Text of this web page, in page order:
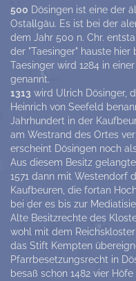
500 Dösingen ist eine der
Ostallgäu. Es ist bei der
dem Jahr 500 n. Chr.
der "Taesinger" hauste hier
Taesinger wird 1284 in
genannt.
1313 wird Ulrich Dösinger,
Heinrich von Seefeld
Jahrhundert in der
am Westrand des Ortes
erscheint Dösingen noch
Aus diesem Besitz
1571 dann mit Westendorf
Kaufbeuren, die fortan
bei der es bis zur
Alte Besitzrechte des
wohl mit dem
das Stift Kempten
Pfarrbesetzungsrecht in
besaß schon 1482 vier